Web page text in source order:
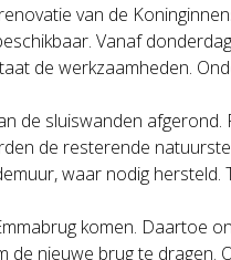
van de
Vanaf
de werkzaamheden.
de sluiswanden
de resterende
waar nodig
komen. Daartoe
de nieuwe brug te